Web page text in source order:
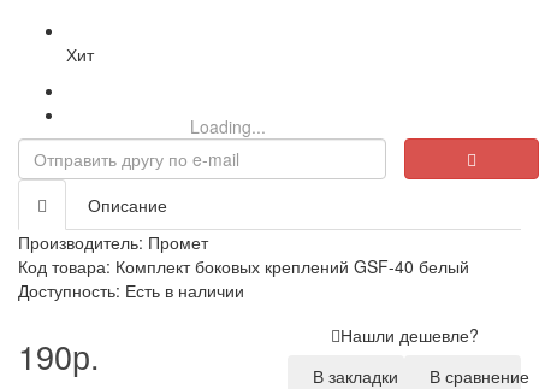
Loading...
Хит
Описание
Производитель: Промет
Код товара: Комплект боковых креплений GSF-40 белый
Доступность: Есть в наличии
190р.
Нашли дешевле?
В закладки
В сравнение